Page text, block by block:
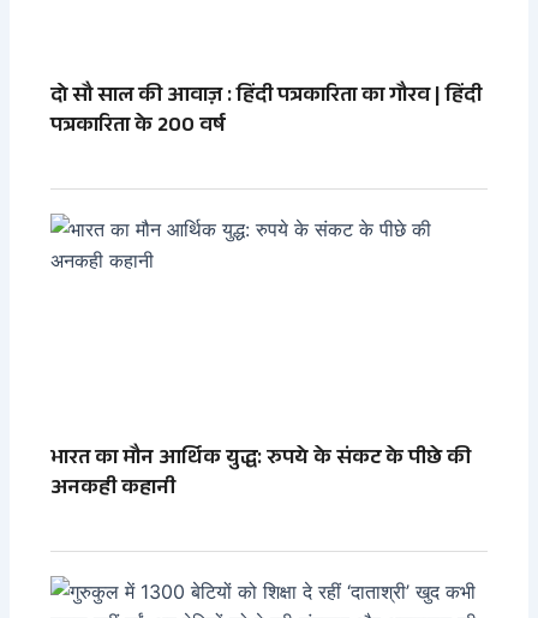
दो सौ साल की आवाज़ : हिंदी पत्रकारिता का गौरव | हिंदी
पत्रकारिता के 200 वर्ष
भारत का मौन आर्थिक युद्ध: रुपये के संकट के पीछे की
अनकही कहानी